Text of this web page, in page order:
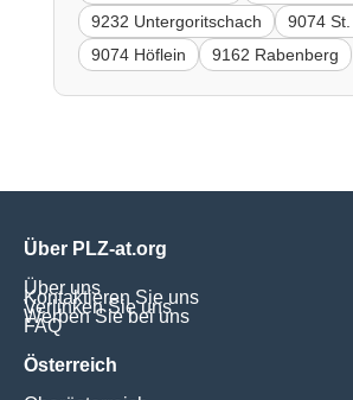
9232 Untergoritschach
9074
9074 Höflein
9162 Rabenberg
Über PLZ-at.org
Über uns
Kontaktieren Sie uns
Verlinken Sie uns
Werben Sie bei uns
FAQ
Österreich